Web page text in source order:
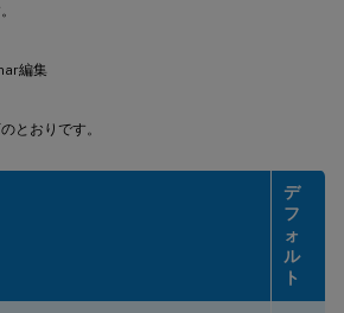
とおりです。
デ
フ
ォ
ル
ト